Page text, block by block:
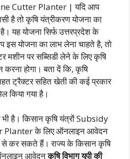
Cutter Planter | यदि आप
है तो कृषि यंत्रीकरण योजना का
यह योजना सिर्फ उत्तरप्रदेश के
इस योजना का लाभ लेना चाहते है, तो
पर सब्सिडी लेने के लिए कृषि
होगा। बता दें कि, कृषि
ट्रैक्टर सहित खेती की कई प्रकार
किया गया है।
है। किसान कृषि यंत्रों Subsidy
Planter के लिए ऑनलाइन आवेदन
से कर सकते हैं। राज्य के किसान कृषि
आवेदनकृषि विभाग यूपी की